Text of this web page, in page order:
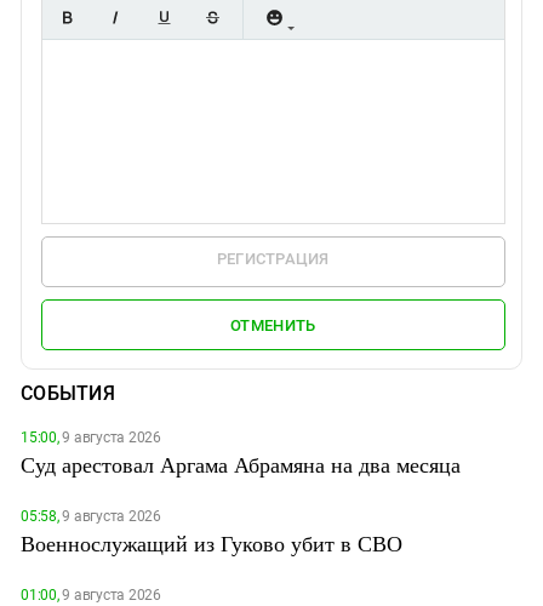
РЕГИСТРАЦИЯ
ОТМЕНИТЬ
СОБЫТИЯ
15:00,9 августа 2026
Суд арестовал Аргама Абрамяна на два месяца
05:58,9 августа 2026
Военнослужащий из Гуково убит в СВО
01:00,9 августа 2026